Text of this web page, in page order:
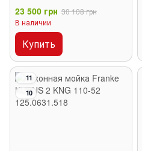
23 500 грн 30 108 грн
В наличии
Купить
11
10